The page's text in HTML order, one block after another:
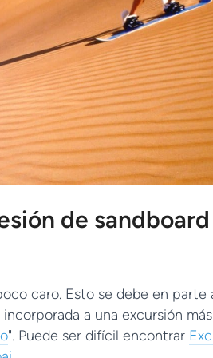
de
caro. Esto se debe en parte
a una excursión
". Puede ser difícil encontrar